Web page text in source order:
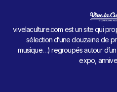
vivelaculture.com est un site qui
sélection d’une douzaine de
musique…) regroupés autour
expo,